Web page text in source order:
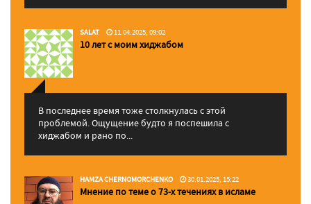
SALAT 11.04.2025, 09:02
10 лет с моим хиджабом
В последнее время тоже столкнулась с этой
проблемой. Ощущение будто я поспешила с
хиджабом и рано по...
HAMZA CHERNOMORCHENKO 30.01.2025, 15:22
Мнение по теме о 73-х течениях в исламе